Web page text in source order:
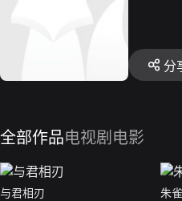
分
全部作品电视剧 电影
与君相刃
朱